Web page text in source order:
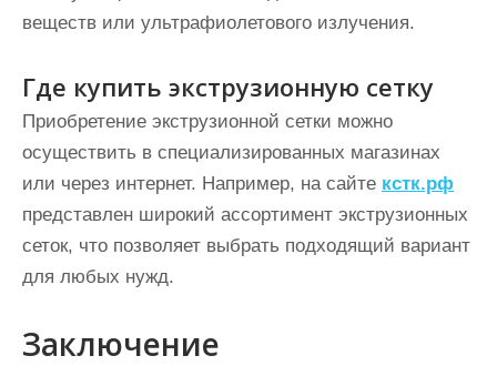
веществ или ультрафиолетового излучения.
Где купить экструзионную сетку
Приобретение экструзионной сетки можно
осуществить в специализированных магазинах
или через интернет. Например, на сайте кстк.рф
представлен широкий ассортимент экструзионных
сеток, что позволяет выбрать подходящий вариант
для любых нужд.
Заключение